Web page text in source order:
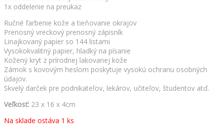
1x oddelenie na preukaz
Ručné farbenie kože a tieňovanie okrajov
Prenosný vreckový prenosný zápisník
Linajkovaný papier so 144 listami
Vysokokvalitný papier, hladký na písanie
Kožený kryt z prírodnej lakovanej kože
Zámok s kovovým heslom poskytuje vysokú ochranu osobných
údajov.
Skvelý darček pre podnikateľov, lekárov, učiteľov, študentov atď.
Veľkosť: 23 x 16 x 4cm
Na sklade ostáva 1 ks